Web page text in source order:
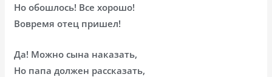
Но обошлось! Все хорошо!
Вовремя отец пришел!
Да! Можно сына наказать,
Но папа должен рассказать,